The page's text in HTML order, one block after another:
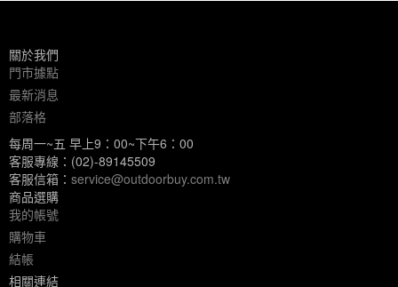
關於我們
門市據點
最新消息
部落格
每周一~五 早上9：00~下午6：00
客服專線：(02)-89145509
客服信箱： service@outdoorbuy.com.tw
商品選購
我的帳號
購物車
結帳
相關連結